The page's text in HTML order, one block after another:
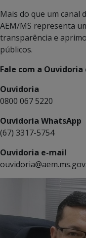
Mais do que um canal
AEM/MS representa
transparência e
públicos.
Fale com a Ouvidoria
Ouvidoria
0800 067 5220
Ouvidoria WhatsApp
(67) 3317-5754
Ouvidoria e-mail